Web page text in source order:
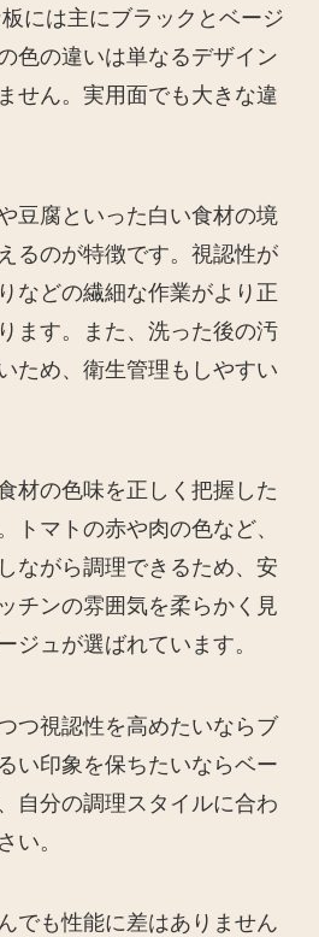
には主にブラックとベージ
色の違いは単なるデザイン
せん。実用面でも大きな違
豆腐といった白い食材の境
るのが特徴です。視認性が
などの繊細な作業がより正
ます。また、洗った後の汚
ため、衛生管理もしやすい
材の色味を正しく把握した
トマトの赤や肉の色など、
ながら調理できるため、安
チンの雰囲気を柔らかく見
ジュが選ばれています。
つ視認性を高めたいならブ
い印象を保ちたいならベー
自分の調理スタイルに合わ
い。
でも性能に差はありません